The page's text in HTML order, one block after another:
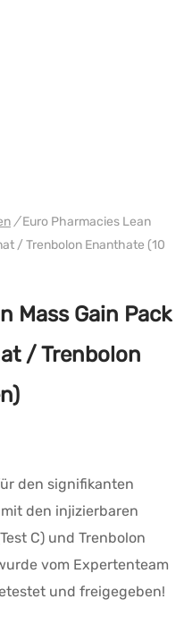
/Euro Pharmacies Lean
/ Trenbolon Enanthate (10
Mass Gain Pack
/ Trenbolon
den signifikanten
den injizierbaren
C) und Trenbolon
vom Expertenteam
und freigegeben!